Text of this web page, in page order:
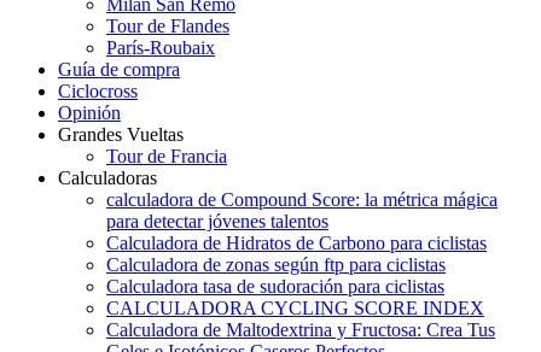
Milán San Remo
Tour de Flandes
París-Roubaix
Guía de compra
Ciclocross
Opinión
Grandes Vueltas
Tour de Francia
Calculadoras
calculadora de Compound Score: la métrica mágica
para detectar jóvenes talentos
Calculadora de Hidratos de Carbono para ciclistas
Calculadora de zonas según ftp para ciclistas
Calculadora tasa de sudoración para ciclistas
CALCULADORA CYCLING SCORE INDEX
Calculadora de Maltodextrina y Fructosa: Crea Tus